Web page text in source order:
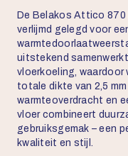
De Belakos Attico 870
verlijmd gelegd voor
uitstekend
vloerkoeling,
totale dikte van 2,5
warmteoverdracht en
vloer combineert
gebruiksgemak – een
kwaliteit en stijl.